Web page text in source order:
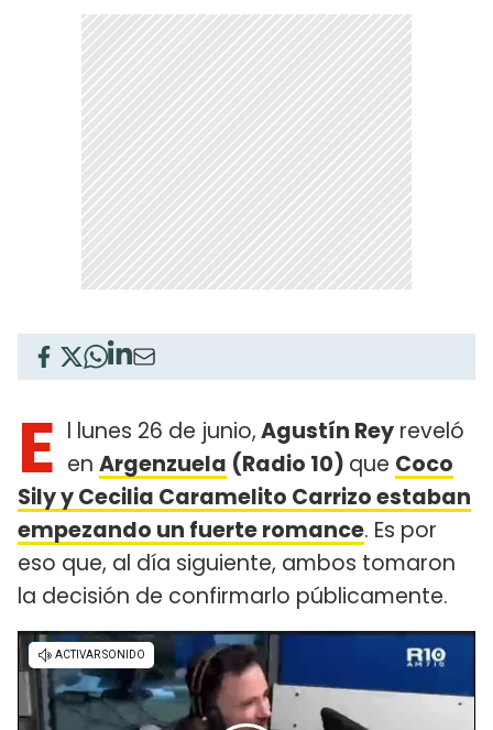
E l lunes 26 de junio,Agustín Rey reveló
en Argenzuela (Radio 10) que Coco
Sily y Cecilia Caramelito Carrizo estaban
empezando un fuerte romance. Es por
eso que, al día siguiente, ambos tomaron
la decisión de confirmarlo públicamente.